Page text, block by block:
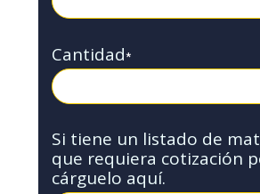
Cantidad*
Si tiene un listado de
que requiera cotización
cárguelo aquí.